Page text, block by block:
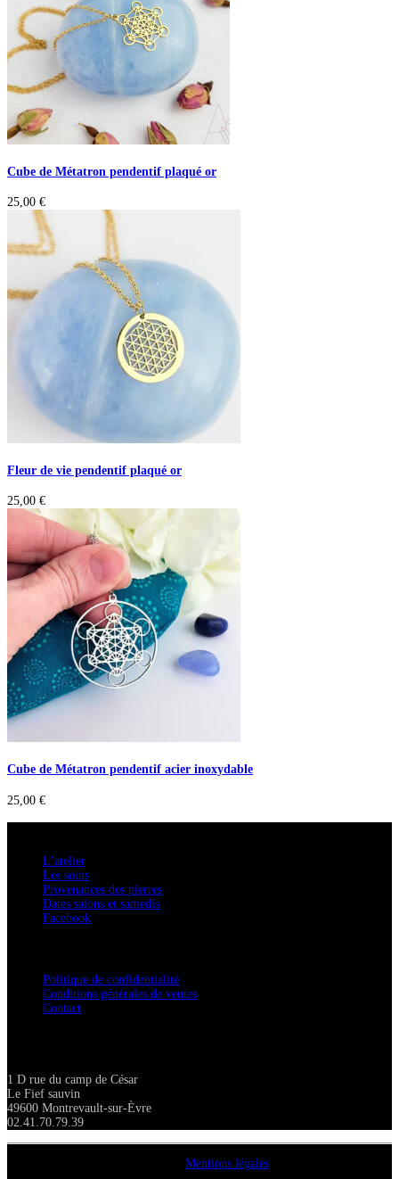
Cube de Métatron pendentif plaqué or
25,00 €
Fleur de vie pendentif plaqué or
25,00 €
Cube de Métatron pendentif acier inoxydable
25,00 €
L’atelier
Les soins
Provenances des pierres
Dates salons et samedis
Facebook
Politique de confidentialité
Conditions générales de ventes
Contact
1 D rue du camp de César
Le Fief sauvin
49600 Montrevault-sur-Èvre
02.41.70.79.39
Mentions légales